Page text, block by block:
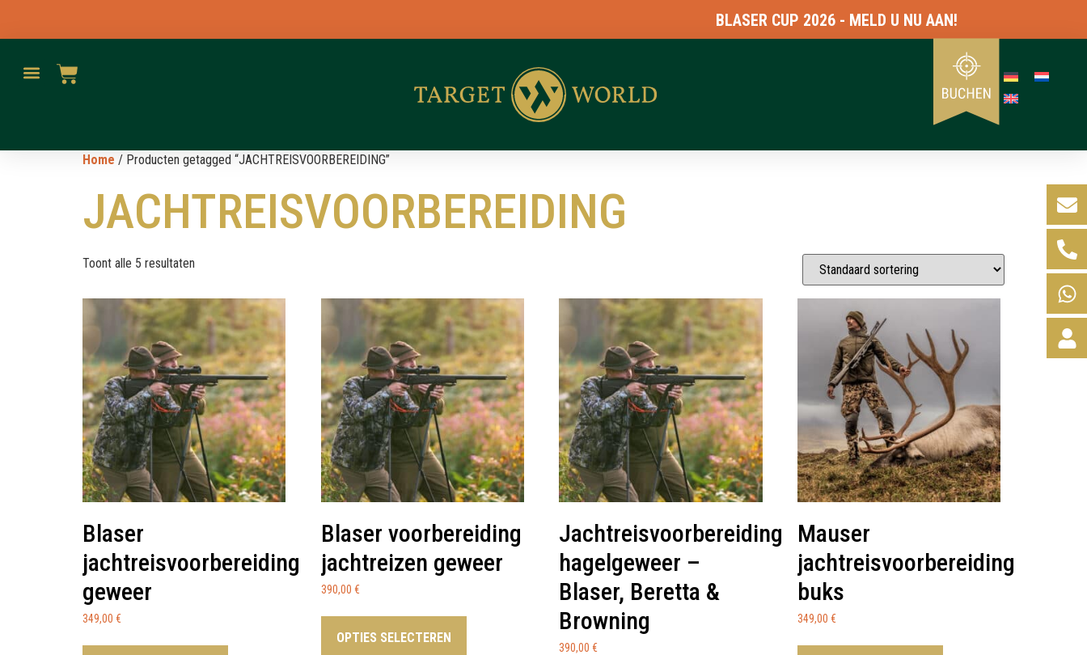
BLASER CUP 2026 - MELD U NU AAN!
Home / Producten getagged “JACHTREISVOORBEREIDING”
JACHTREISVOORBEREIDING
Toont alle 5 resultaten
Blaser
jachtreisvoorbereiding
geweer
349,00 €
Blaser voorbereiding
jachtreizen geweer
390,00 €
OPTIES SELECTEREN
Jachtreisvoorbereiding
hagelgeweer –
Blaser, Beretta &
Browning
390,00€
Mauser
jachtreisvoorbereiding
buks
349,00€